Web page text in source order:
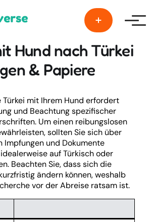
Hund nach Türkei
& Papiere
Türkei mit Ihrem Hund erfordert
und Beachtung spezifischer
Um einen reibungslosen
sollten Sie sich über
Impfungen und Dokumente
auf Türkisch oder
Beachten Sie, dass sich die
ändern können, weshalb
vor der Abreise ratsam ist.